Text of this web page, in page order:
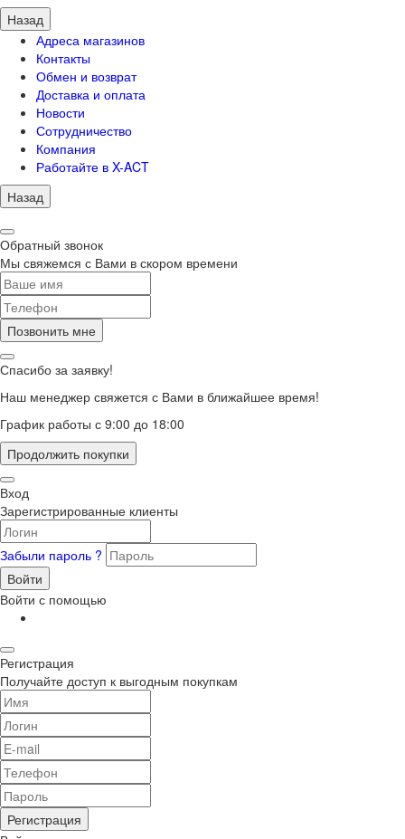
Назад
Адреса магазинов
Контакты
Обмен и возврат
Доставка и оплата
Новости
Сотрудничество
Компания
Работайте в X-ACT
Назад
Обратный звонок
Мы свяжемся с Вами в скором времени
Позвонить мне
Спасибо за заявку!
Наш менеджер свяжется с Вами в ближайшее время!
График работы с 9:00 до 18:00
Продолжить покупки
Вход
Зарегистрированные клиенты
Забыли пароль ?
Войти
Войти с помощью
Регистрация
Получайте доступ к выгодным покупкам
Регистрация